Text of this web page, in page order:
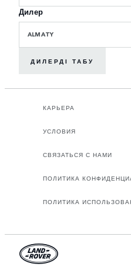
Дилер
ALMATY
ДИЛЕРДІ ТАБУ
КАРЬЕРА
УСЛОВИЯ
СВЯЗАТЬСЯ С НАМИ
ПОЛИТИКА
ПОЛИТИКА